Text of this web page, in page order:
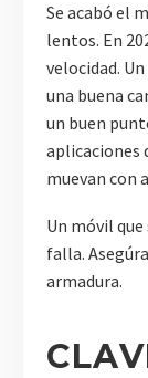
Se acabó el
lentos. En
velocidad.
una buena
un buen
aplicaciones
muevan con
Un móvil
falla.
armadura.